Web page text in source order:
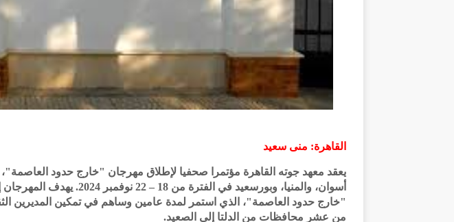
القاهرة: منى سعيد
يعقد معهد جوته القاهرة مؤتمرا صحفيا لإطلاق مهرجان "خارج حدود
أسوان، والمنيا، وبورسعيد في الفترة من
"خارج حدود العاصمة"، الذي استمر لمدة عامين وساهم في تمكين المديرين
من عشر محافظات من الدلتا إلى الصعيد.